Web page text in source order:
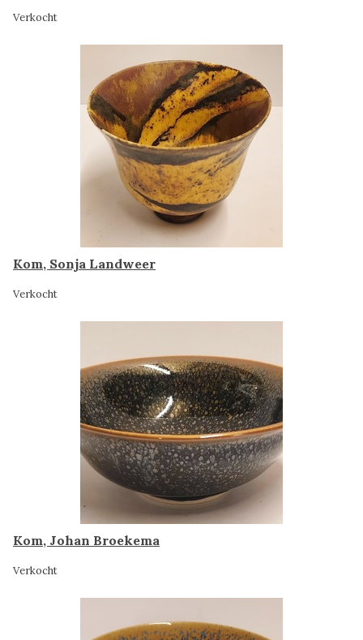
Verkocht
Kom, Sonja Landweer
Verkocht
Kom, Johan Broekema
Verkocht